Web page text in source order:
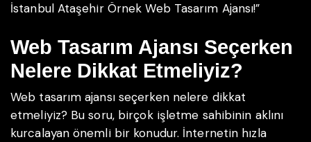
İstanbul Ataşehir Örnek Web Tasarım Ajansı!”
Web Tasarım Ajansı Seçerken
Nelere Dikkat Etmeliyiz?
Web tasarım ajansı seçerken nelere dikkat
etmeliyiz? Bu soru, birçok işletme sahibinin aklını
kurcalayan önemli bir konudur. İnternetin hızla